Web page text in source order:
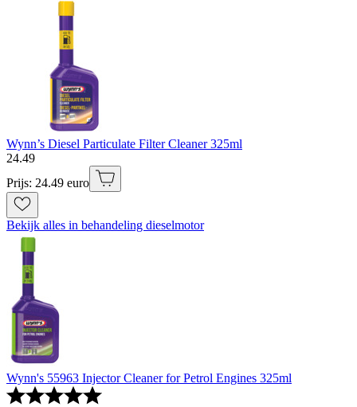
Wynn’s Diesel Particulate Filter Cleaner 325ml
24.49
Prijs: 24.49 euro
Bekijk alles in behandeling dieselmotor
Wynn's 55963 Injector Cleaner for Petrol Engines 325ml